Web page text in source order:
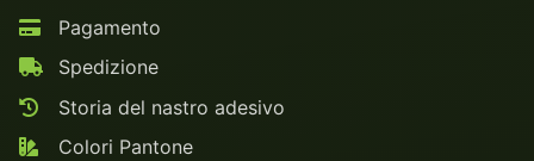
Pagamento
Spedizione
Storia del nastro adesivo
Colori Pantone